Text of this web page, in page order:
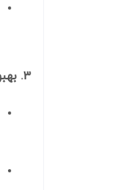
3. بهبود عملکرد و راندمان شیر دوشی